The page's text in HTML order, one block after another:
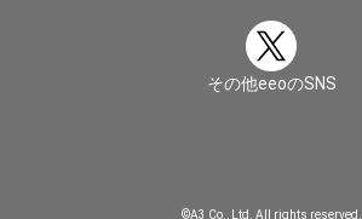
その他eeoのSNS
©A3 Co., Ltd. All rights reserved.